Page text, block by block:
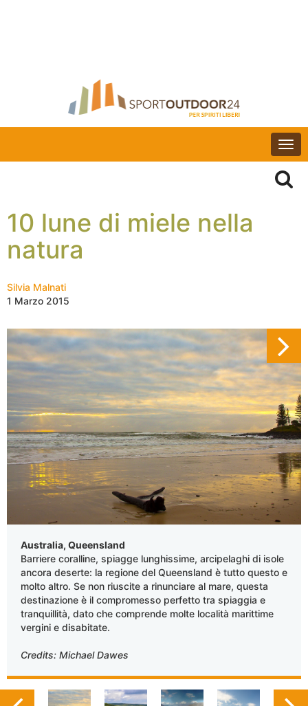
10 lune di miele nella
natura
Silvia Malnati
1 Marzo 2015
Australia, Queensland
Barriere coralline, spiagge lunghissime, arcipelaghi di isole
ancora deserte: la regione del Queensland è tutto questo e
molto altro. Se non riuscite a rinunciare al mare, questa
destinazione è il compromesso perfetto tra spiaggia e
tranquillità, dato che comprende molte località marittime
vergini e disabitate.
Credits: Michael Dawes